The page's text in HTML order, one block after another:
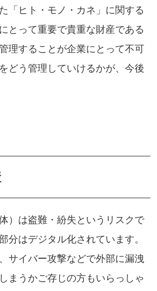
「ヒト・モノ・カネ」に関する
とって重要で貴重な財産である
理することが企業にとって不可
どう管理していけるかが、今後
）は盗難・紛失というリスクで
分はデジタル化されています。
サイバー攻撃などで外部に漏洩
まうかご存じの方もいらっしゃ